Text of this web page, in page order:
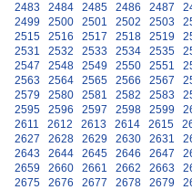
2483
2484 2485 2486 2487
2499
2500 2501 2502 2503
2515
2516 2517 2518 2519
2531
2532 2533 2534 2535
2547
2548 2549 2550 2551
2563
2564 2565 2566 2567
2579
2580 2581 2582 2583
2595
2596 2597 2598 2599
2611
2612 2613 2614 2615
2627
2628 2629 2630 2631
2643
2644 2645 2646 2647
2659
2660 2661 2662 2663
2675
2676 2677 2678 2679